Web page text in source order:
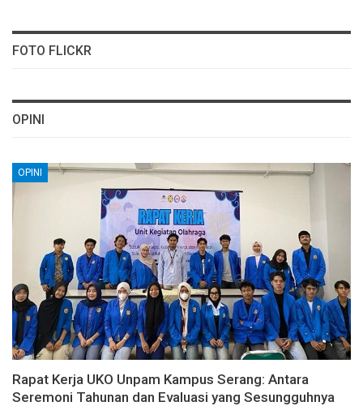
FOTO FLICKR
OPINI
OPINI
Rapat Kerja UKO Unpam Kampus Serang: Antara
Seremoni Tahunan dan Evaluasi yang Sesungguhnya